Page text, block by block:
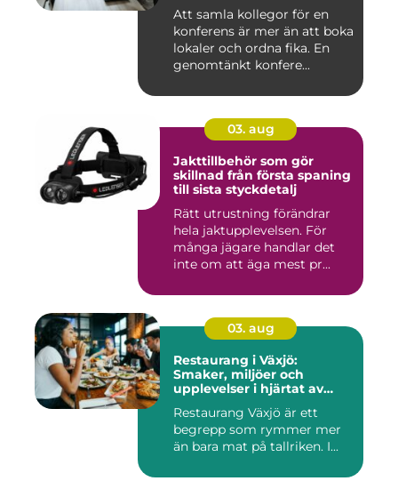
Att samla kollegor för en
konferens är mer än att boka
lokaler och ordna fika. En
genomtänkt konfere...
03. aug
Jakttillbehör som gör
skillnad från första spaning
till sista styckdetalj
Rätt utrustning förändrar
hela jaktupplevelsen. För
många jägare handlar det
inte om att äga mest pr...
03. aug
Restaurang i Växjö:
Smaker, miljöer och
upplevelser i hjärtat av
Restaurang Växjö är ett
begrepp som rymmer mer
än bara mat på tallriken. I...